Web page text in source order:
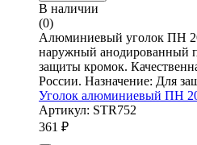
В наличии
(0)
Алюминиевый уголок ПН
наружный анодированный
защиты кромок.
России. Назначение: Для
Уголок алюминиевый ПН
Артикул: STR752
361 ₽